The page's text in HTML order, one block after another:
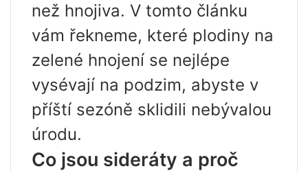
než hnojiva. V tomto článku
vám řekneme, které plodiny na
zelené hnojení se nejlépe
vysévají na podzim, abyste v
příští sezóně sklidili nebývalou
úrodu.
Co jsou sideráty a proč